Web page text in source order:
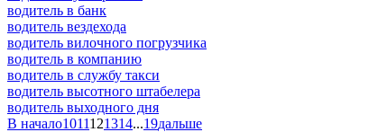
водитель в банк
водитель вездехода
водитель вилочного погрузчика
водитель в компанию
водитель в службу такси
водитель высотного штабелера
водитель выходного дня
В начало1011121314...19дальше